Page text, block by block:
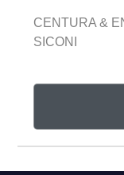
CENTURA &
SICONI